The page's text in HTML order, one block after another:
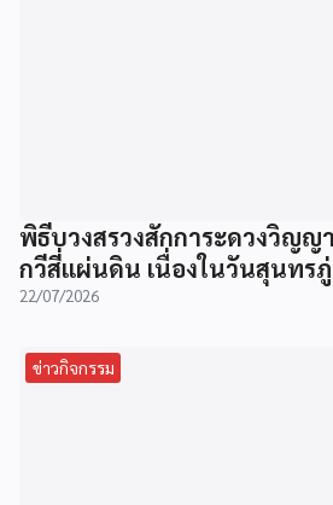
พิธีบวงสรวงสักการะดวงวิญ
กวีสี่แผ่นดิน เนื่องในวันสุนทรภู่
22/07/2026
ข่าวกิจกรรม